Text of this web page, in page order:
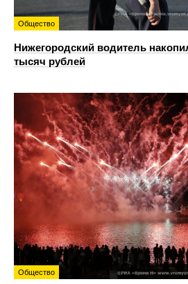
Общество
Нижегородский водитель
тысяч рублей
Общество